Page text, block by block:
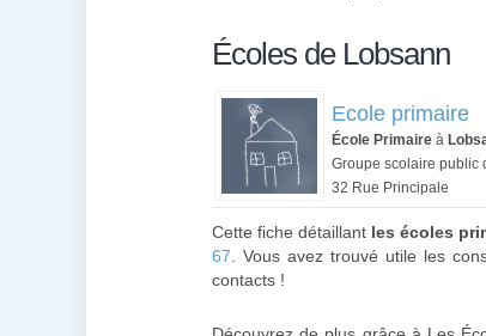
Écoles de Lobsann
Ecole primaire
École Primaire à
Groupe scolaire public
32 Rue Principale
Cette fiche détaillant les écoles
67 . Vous avez trouvé utile les
contacts !